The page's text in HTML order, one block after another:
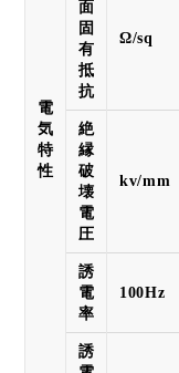
電
気
特
性
面
固
有
抵
抗
Ω/sq
絶
縁
破
壊
電
圧
kv/mm
誘
電
率
100Hz
誘